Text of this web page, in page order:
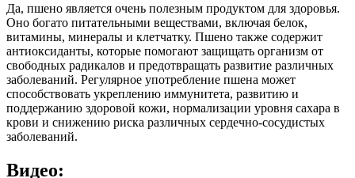
Да, пшено является очень полезным продуктом для здоровья.
Оно богато питательными веществами, включая белок,
витамины, минералы и клетчатку. Пшено также содержит
антиоксиданты, которые помогают защищать организм от
свободных радикалов и предотвращать развитие различных
заболеваний. Регулярное употребление пшена может
способствовать укреплению иммунитета, развитию и
поддержанию здоровой кожи, нормализации уровня сахара в
крови и снижению риска различных сердечно-сосудистых
заболеваний.
Видео: